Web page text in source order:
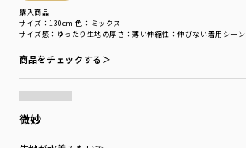
購入商品
サイズ感 ：ゆったり 生地の厚さ ：薄い伸縮性 ：伸びない着用シーン
サイズ：130cm 色：ミックス
商品をチェックする＞
微妙
カラーにはそれぞれお名前が付いております。
ベージュ：砂浜
オレンジ：夕焼け空
ブラック：ブラックベリー